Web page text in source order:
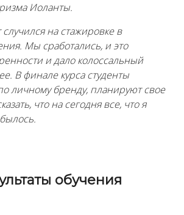
Иоланты.
на стажировке в
Мы сработались, и это
и дало колоссальный
В финале курса студенты
личному бренду, планируют свое
что на сегодня все, что я
обучения